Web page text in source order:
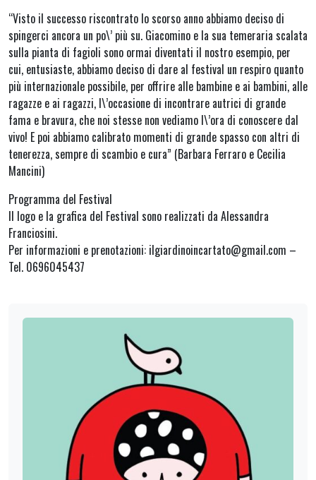
“Visto il successo riscontrato lo scorso anno abbiamo deciso di
spingerci ancora un po\’ più su. Giacomino e la sua temeraria scalata
sulla pianta di fagioli sono ormai diventati il nostro esempio, per
cui, entusiaste, abbiamo deciso di dare al festival un respiro quanto
più internazionale possibile, per offrire alle bambine e ai bambini, alle
ragazze e ai ragazzi, l\’occasione di incontrare autrici di grande
fama e bravura, che noi stesse non vediamo l\’ora di conoscere dal
vivo! E poi abbiamo calibrato momenti di grande spasso con altri di
tenerezza, sempre di scambio e cura” (Barbara Ferraro e Cecilia
Mancini)
Programma del Festival
Il logo e la grafica del Festival sono realizzati da Alessandra
Franciosini.
Per informazioni e prenotazioni: ilgiardinoincartato@gmail.com –
Tel. 0696045437